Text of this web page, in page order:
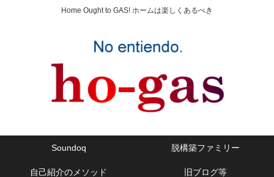
Home Ought to GAS! ホームは楽しくあるべき
Soundoq 脱構築ファミリー
自己紹介のメソッド 旧ブログ等